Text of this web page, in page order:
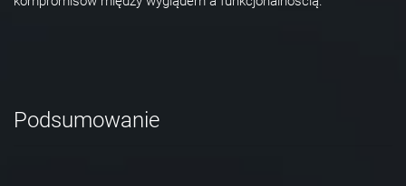
Podsumowanie